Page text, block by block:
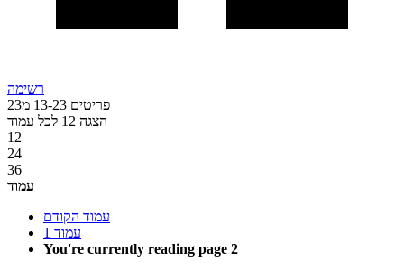
רשימה
פריטים
13-23 מ23
הצגה 12 לכל עמוד
12
24
36
עמוד
עמוד הקודם
עמוד 1
You're currently reading page 2